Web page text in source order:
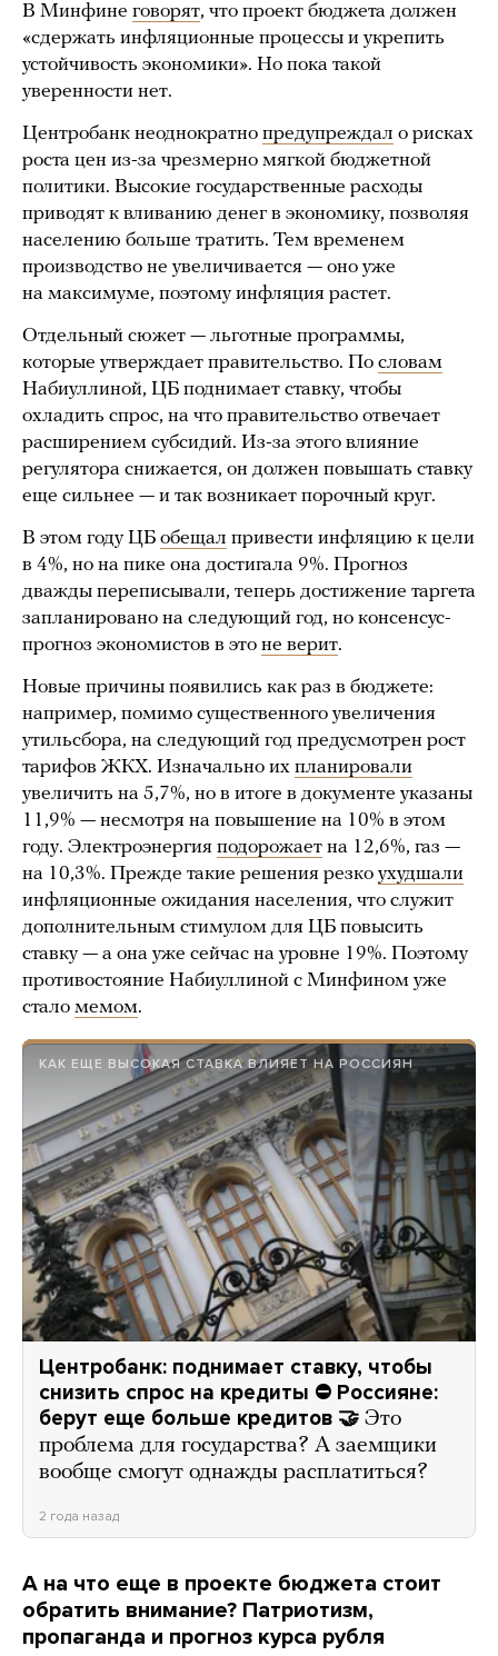
В Минфине говорят, что проект бюджета должен
«сдержать инфляционные процессы и укрепить
устойчивость экономики». Но пока такой
уверенности нет.
Центробанк неоднократно предупреждал о рисках
роста цен из-за чрезмерно мягкой бюджетной
политики. Высокие государственные расходы
приводят к вливанию денег в экономику, позволяя
населению больше тратить. Тем временем
производство не увеличивается — оно уже
на максимуме, поэтому инфляция растет.
Отдельный сюжет — льготные программы,
которые утверждает правительство. По словам
Набиуллиной, ЦБ поднимает ставку, чтобы
охладить спрос, на что правительство отвечает
расширением субсидий. Из-за этого влияние
регулятора снижается, он должен повышать ставку
еще сильнее — и так возникает порочный круг.
В этом году ЦБ обещал привести инфляцию к цели
в 4%, но на пике она достигала 9%. Прогноз
дважды переписывали, теперь достижение таргета
запланировано на следующий год, но консенсус-
прогноз экономистов в это не верит.
Новые причины появились как раз в бюджете:
например, помимо существенного увеличения
утильсбора, на следующий год предусмотрен рост
тарифов ЖКХ. Изначально их планировали
увеличить на 5,7%, но в итоге в документе указаны
11,9% — несмотря на повышение на 10% в этом
году. Электроэнергия подорожает на 12,6%, газ —
на 10,3%. Прежде такие решения резко ухудшали
инфляционные ожидания населения, что служит
дополнительным стимулом для ЦБ повысить
ставку — а она уже сейчас на уровне 19%. Поэтому
противостояние Набиуллиной с Минфином уже
стало мемом.
КАК ЕЩЕ ВЫСОКАЯ СТАВКА ВЛИЯЕТ НА РОССИЯН
Центробанк: поднимает ставку, чтобы
снизить спрос на кредиты ⛔️ Россияне:
берут еще больше кредитов 🤝 Это
проблема для государства? А заемщики
вообще смогут однажды расплатиться?
2 года назад
А на что еще в проекте бюджета стоит
обратить внимание? Патриотизм,
пропаганда и прогноз курса рубля